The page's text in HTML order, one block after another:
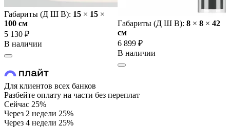
Габариты (Д Ш В): 15 × 15 ×
100 cм
5 130 ₽
В наличии
Габариты (Д Ш В): 8 × 8 × 42
cм
6 899 ₽
В наличии
Для клиентов всех банков
Разбейте оплату на части без переплат
Сейчас 25%
Через 2 недели 25%
Через 4 недели 25%